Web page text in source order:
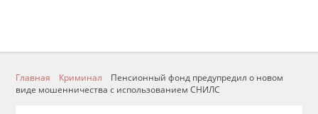
Главная Криминал
Пенсионный фонд предупредил о новом
виде мошенничества с использованием СНИЛС